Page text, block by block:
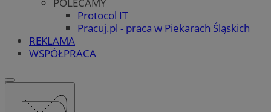
Protocol IT
Pracuj.pl - praca w Piekarach Śląskich
REKLAMA
WSPÓŁPRACA